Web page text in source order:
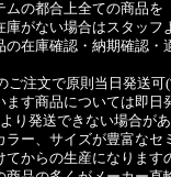
ムの都合上全ての商品を
庫がない場合はスタッフ
の在庫確認・納期確認・
ご注文で原則当日発送可(
ます商品については即日
り発送できない場合が
ラー、サイズが豊富なセ
てからの生産になります